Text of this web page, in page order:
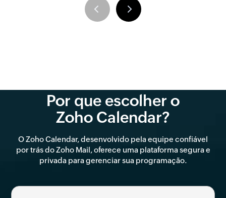
Previous Next
Por que escolher o
Zoho Calendar?
O Zoho Calendar, desenvolvido pela equipe confiável
por trás do Zoho Mail, oferece uma plataforma segura e
privada para gerenciar sua programação.